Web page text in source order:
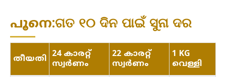
പൂനെ:ଗତ ୧୦ ଦିନ ପାଇଁ ସୁନା ଦର
തീയതി 24 കാരറ്റ്
സ്വർണം
22 കാരറ്റ്
സ്വർണം
1 KG
വെള്ളി